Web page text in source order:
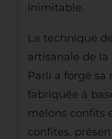
inimitable.
La technique
artisanale de
Parli a forgé sa
fabriquée à
melons confits
confites,